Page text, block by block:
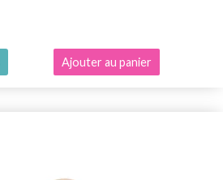
Ajouter au panier